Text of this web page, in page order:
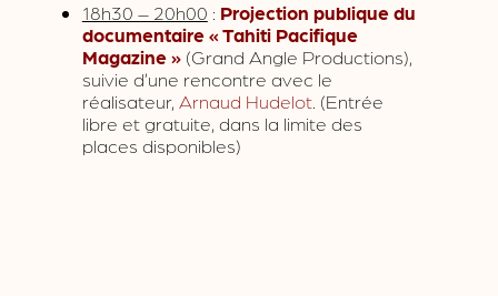
18h30 – 20h00 : Projection publique du
documentaire « Tahiti Pacifique
Magazine »(Grand Angle Productions),
suivie d’une rencontre avec le
réalisateur, Arnaud Hudelot. (Entrée
libre et gratuite, dans la limite des
places disponibles)